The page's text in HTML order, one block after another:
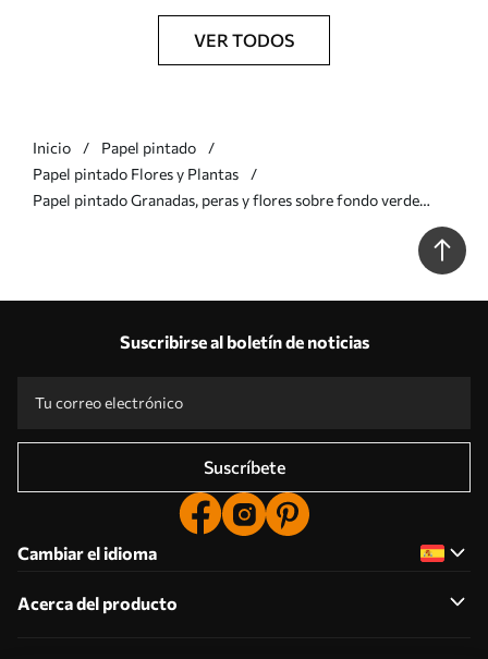
VER TODOS
Inicio
Papel pintado
Papel pintado Flores y Plantas
Papel pintado Granadas, peras y flores sobre fondo verde
Suscribirse al boletín de noticias
Suscríbete
Cambiar el idioma
Acerca del producto